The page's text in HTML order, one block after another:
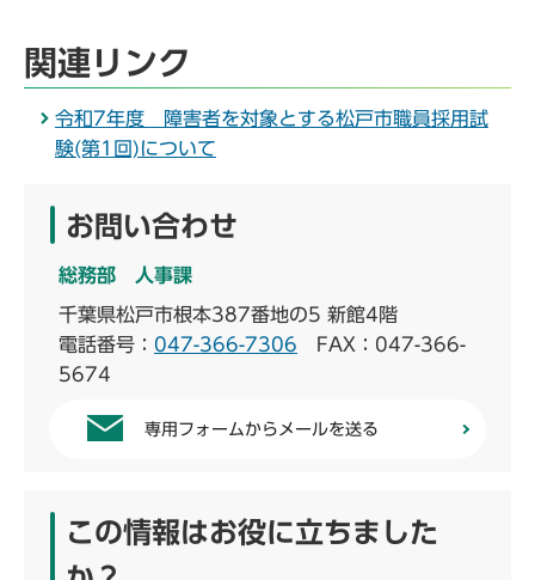
関連リンク
令和7年度 障害者を対象とする松戸市職員採用試
験(第1回)について
お問い合わせ
総務部 人事課
千葉県松戸市根本387番地の5 新館4階
電話番号： 047-366-7306 FAX：047-366-
5674
専用フォームからメールを送る
この情報はお役に立ちました